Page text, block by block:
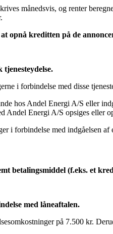
månedsvis, og renter
opnå kreditten på de
tjenesteydelse.
i forbindelse med disse
hos Andel Energi A/S eller
Andel Energi A/S opsiges
i forbindelse med indgåelsen
betalingsmiddel (f.eks. et
med låneaftalen.
på 7.500 kr.